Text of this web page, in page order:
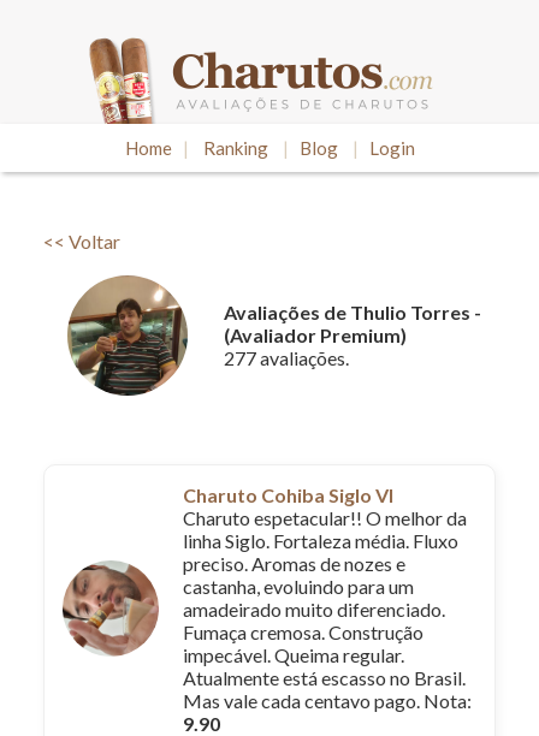
Home | Ranking | Blog | Login
<< Voltar
Avaliações de Thulio Torres -
(Avaliador Premium)
277 avaliações.
Charuto Cohiba Siglo VI
Charuto espetacular!! O melhor da
linha Siglo. Fortaleza média. Fluxo
preciso. Aromas de nozes e
castanha, evoluindo para um
amadeirado muito diferenciado.
Fumaça cremosa. Construção
impecável. Queima regular.
Atualmente está escasso no Brasil.
Mas vale cada centavo pago. Nota:
9.90